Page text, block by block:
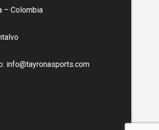
– Colombia
info@tayronasports.com